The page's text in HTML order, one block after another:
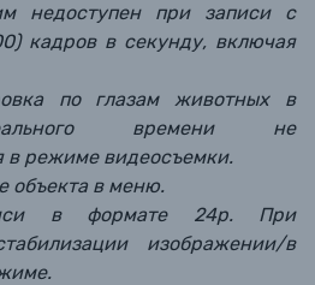
недоступен при записи с
кадров в секунду, включая
по глазам животных в
времени не
в режиме видеосъемки.
объекта в меню.
в формате 24p. При
изображении/в